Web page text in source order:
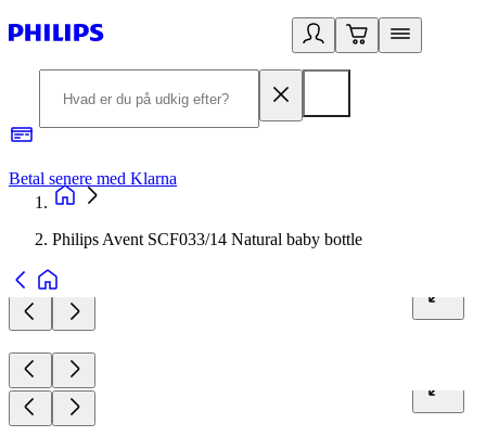
Betal senere med Klarna
Philips Avent SCF033/14 Natural baby bottle